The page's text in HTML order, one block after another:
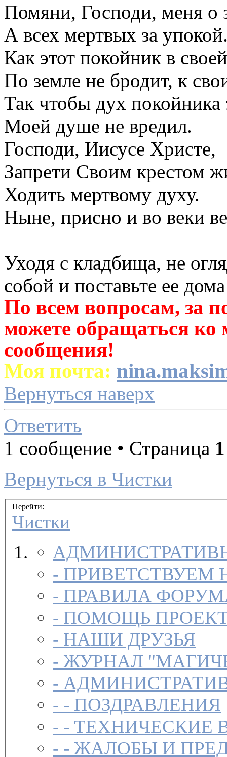
Помяни, Господи, меня о
А всех мертвых за
Как этот покойник в
По земле не бродит, к
Так чтобы дух
Моей душе не вредил.
Господи, Иисусе Христе,
Запрети Своим крестом
Ходить мертвому духу.
Ныне, присно и во веки
Уходя с кладбища, не
собой и поставьте ее
По всем вопросам, за
можете обращаться
сообщения!
Моя почта:
Вернуться наверх
Ответить
1 сообщение • Страница 1
Вернуться в Чистки­
Перейти:
Чистки­
- ПРИВЕТСТВУЕМ
-
ПРАВИЛА
- ПОМОЩЬ
- НАШИ ДРУЗЬЯ
- ЖУРНАЛ
-
- - ПОЗДРАВЛЕНИЯ
- - ТЕХНИЧЕСКИЕ
- - ЖАЛОБЫ И